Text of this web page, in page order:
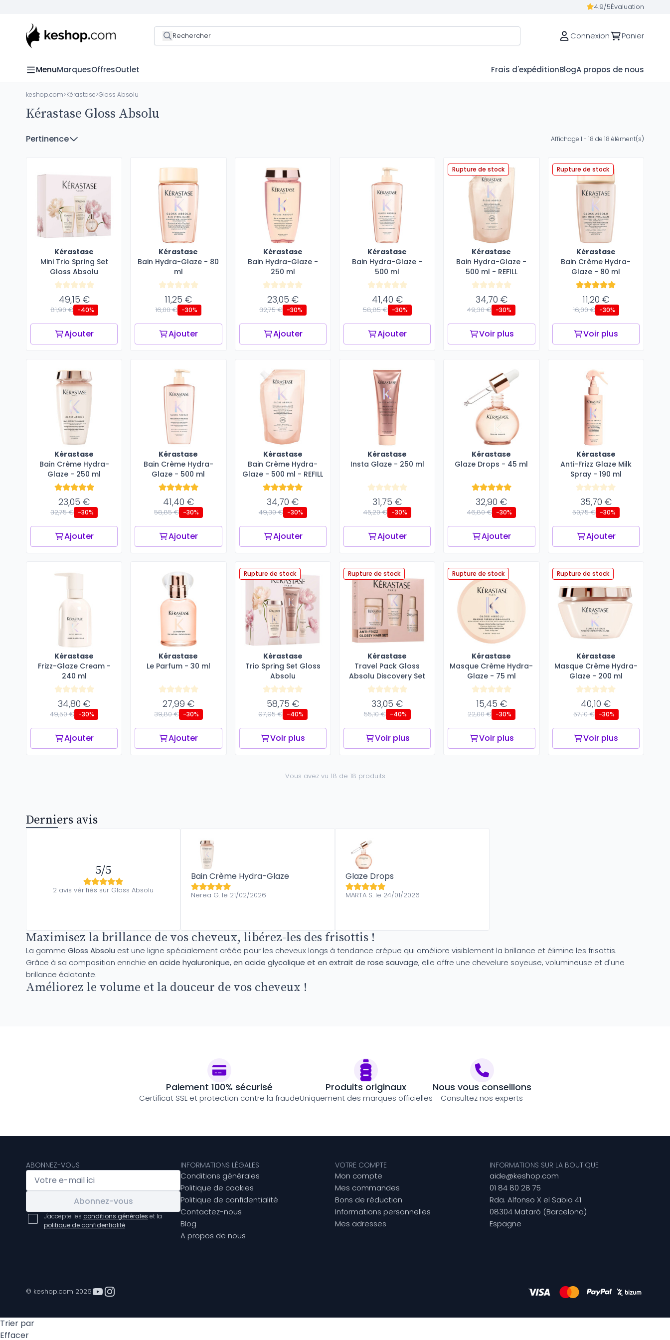
4.9/5Évaluation
Rechercher Connexion Panier
MenuMarquesOffresOutlet Frais d'expéditionBlogA propos de nous
keshop.com>Kérastase>Gloss Absolu
Kérastase Gloss Absolu
Pertinence Affichage 1 - 18 de 18 élément(s)
Kérastase
Mini Trio Spring Set
Gloss Absolu
49,15 €
81,90 € -40%
Ajouter
Kérastase
Bain Hydra-Glaze - 80
ml
11,25 €
16,00 € -30%
Ajouter
Kérastase
Bain Hydra-Glaze -
250 ml
23,05 €
32,75 € -30%
Ajouter
Kérastase
Bain Hydra-Glaze -
500 ml
41,40 €
58,85 € -30%
Ajouter
Rupture de stock
Kérastase
Bain Hydra-Glaze -
500 ml - REFILL
34,70 €
49,30 € -30%
Voir plus
Rupture de stock
Kérastase
Bain Crème Hydra-
Glaze - 80 ml
11,20 €
16,00 € -30%
Voir plus
Kérastase
Bain Crème Hydra-
Glaze - 250 ml
23,05 €
32,75 € -30%
Ajouter
Kérastase
Bain Crème Hydra-
Glaze - 500 ml
41,40 €
58,85 € -30%
Ajouter
Kérastase
Bain Crème Hydra-
Glaze - 500 ml - REFILL
34,70 €
49,30 € -30%
Ajouter
Kérastase
Insta Glaze - 250 ml
31,75 €
45,20 € -30%
Ajouter
Kérastase
Glaze Drops - 45 ml
32,90 €
46,80 € -30%
Ajouter
Kérastase
Anti-Frizz Glaze Milk
Spray - 190 ml
35,70 €
50,75 € -30%
Ajouter
Kérastase
Frizz-Glaze Cream -
240 ml
34,80 €
49,50 € -30%
Ajouter
Kérastase
Le Parfum - 30 ml
27,99 €
39,80 € -30%
Ajouter
Rupture de stock
Kérastase
Trio Spring Set Gloss
Absolu
58,75 €
97,95 € -40%
Voir plus
Rupture de stock
Kérastase
Travel Pack Gloss
Absolu Discovery Set
33,05 €
55,10 € -40%
Voir plus
Rupture de stock
Kérastase
Masque Crème Hydra-
Glaze - 75 ml
15,45 €
22,00 € -30%
Voir plus
Rupture de stock
Kérastase
Masque Crème Hydra-
Glaze - 200 ml
40,10 €
57,10 € -30%
Voir plus
Vous avez vu 18 de 18 produits
Derniers avis
5/5
2 avis vérifiés sur Gloss Absolu
Bain Crème Hydra-Glaze
Nerea G. le 21/02/2026
Glaze Drops
MARTA S. le 24/01/2026
Maximisez la brillance de vos cheveux, libérez-les des frisottis !
La gamme Gloss Absolu est une ligne spécialement créée pour les cheveux longs à tendance crépue qui améliore visiblement la brillance et élimine les frisottis.
Grâce à sa composition enrichie en acide hyaluronique, en acide glycolique et en extrait de rose sauvage, elle offre une chevelure soyeuse, volumineuse et d'une
brillance éclatante.
Améliorez le volume et la douceur de vos cheveux !
Paiement 100% sécurisé
Certificat SSL et protection contre la fraude
Produits originaux
Uniquement des marques officielles
Nous vous conseillons
Consultez nos experts
ABONNEZ-VOUS
Abonnez-vous
J'accepte les conditions générales et la
politique de confidentialité
INFORMATIONS LÉGALES
Conditions générales
Politique de cookies
Politique de confidentialité
Contactez-nous
Blog
A propos de nous
VOTRE COMPTE
Mon compte
Mes commandes
Bons de réduction
Informations personnelles
Mes adresses
INFORMATIONS SUR LA BOUTIQUE
aide@keshop.com
01 84 80 28 75
Rda. Alfonso X el Sabio 41
08304 Mataró (Barcelona)
Espagne
© keshop.com 2026
Trier par
Effacer